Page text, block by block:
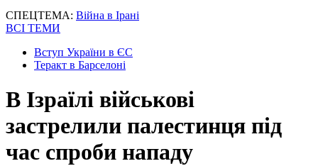
СПЕЦТЕМА: Війна в Ірані
ВСІ ТЕМИ
Вступ України в ЄС
Теракт в Барселоні
В Ізраїлі військові
застрелили палестинця під
час спроби нападу